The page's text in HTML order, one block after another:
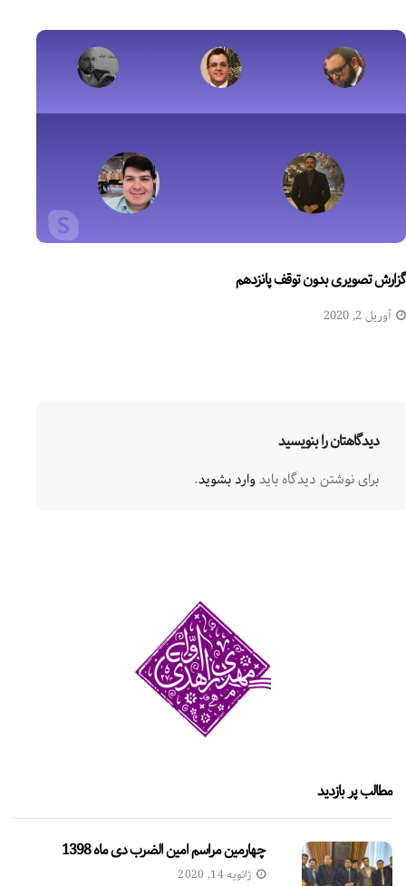
گزارش تصویری بدون توقف پانزدهم
آوریل 2, 2020
دیدگاهتان را بنویسید
برای نوشتن دیدگاه بایدوارد بشوید.
مطالب پر بازدید
چهارمین مراسم امین الضرب دی ماه 1398
ژانویه 14, 2020